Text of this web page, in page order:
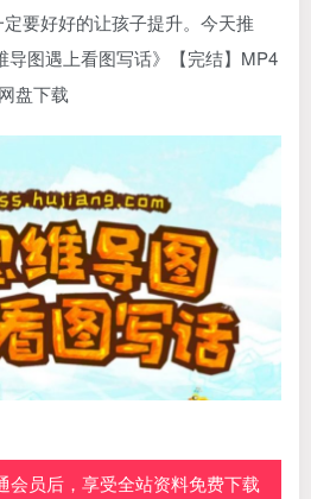
要好好的让孩子提升。今天推
导图遇上看图写话》【完结】MP4
盘下载
会员后，享受全站资料免费下载